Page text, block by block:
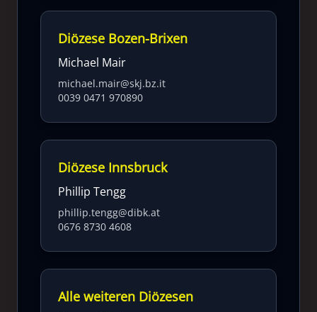
Diözese Bozen-Brixen
Michael Mair
michael.mair@skj.bz.it
0039 0471 970890
Diözese Innsbruck
Phillip Tengg
phillip.tengg@dibk.at
0676 8730 4608
Alle weiteren Diözesen